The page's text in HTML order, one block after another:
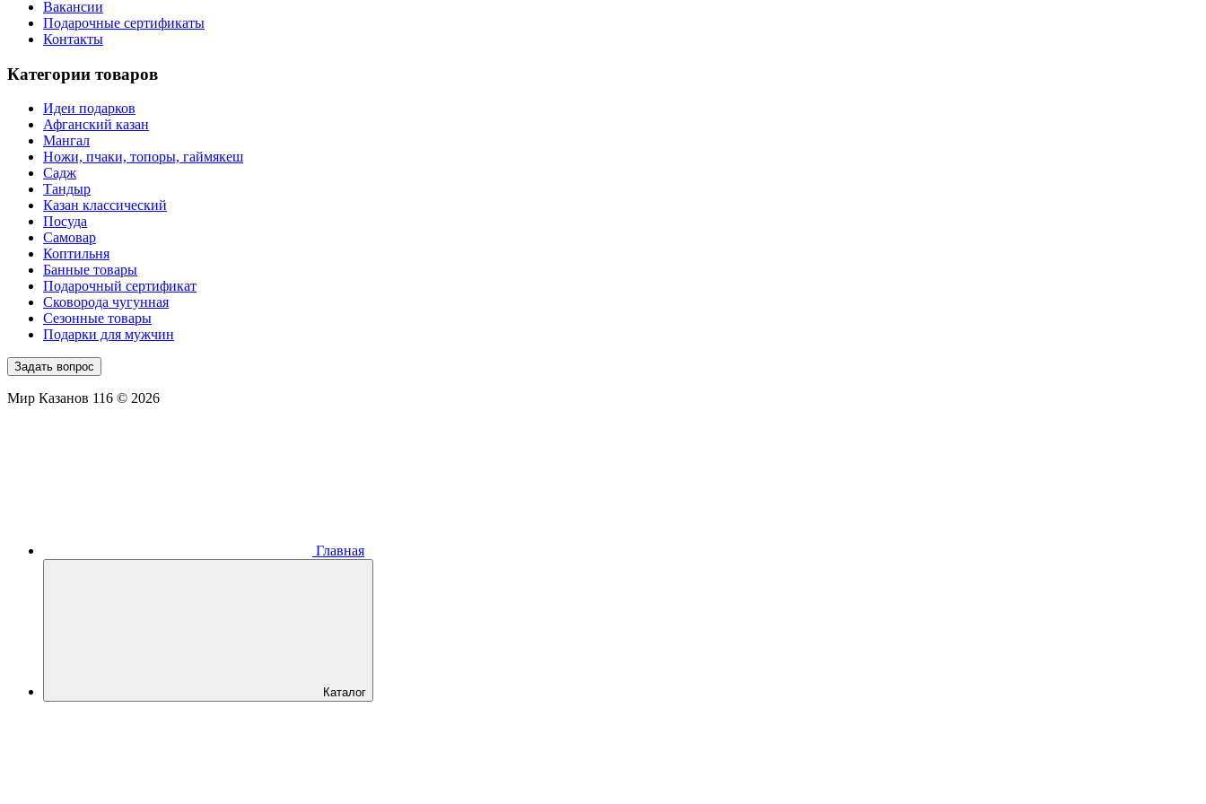
Вакансии
Подарочные сертификаты
Контакты
Категории товаров
Идеи подарков
Афганский казан
Мангал
Ножи, пчаки, топоры, гаймякеш
Садж
Тандыр
Казан классический
Посуда
Самовар
Коптильня
Банные товары
Подарочный сертификат
Сковорода чугунная
Сезонные товары
Подарки для мужчин
Задать вопрос
Мир Казанов 116 © 2026
Главная
Каталог